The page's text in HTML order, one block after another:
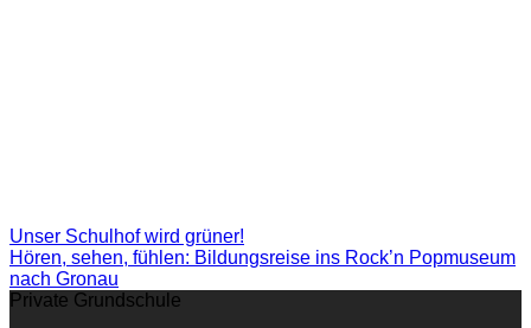
Unser Schulhof wird grüner!
Hören, sehen, fühlen: Bildungsreise ins Rock’n Popmuseum
nach Gronau
Private Grundschule